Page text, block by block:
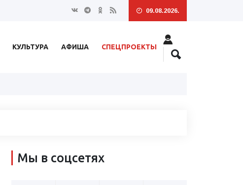
09.08.2026.
КУЛЬТУРА АФИША СПЕЦПРОЕКТЫ
Мы в соцсетях